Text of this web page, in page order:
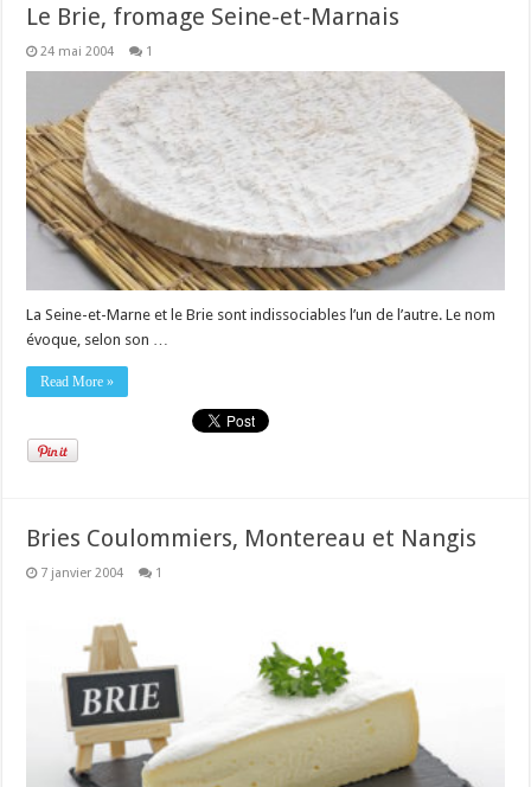
Le Brie, fromage Seine-et-Marnais
24 mai 2004 1
La Seine-et-Marne et le Brie sont indissociables l’un de l’autre. Le nom
évoque, selon son …
Read More »
Bries Coulommiers, Montereau et Nangis
7 janvier 2004 1